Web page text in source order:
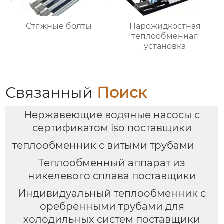
Стяжные болты
Парожидкостная
теплообменная
установка
Связанный Поиск
Нержавеющие водяные насосы с
сертификатом iso поставщики
теплообменник с витыми трубами
Теплообменный аппарат из
никелевого сплава поставщики
Индивидуальный теплообменник с
оребренными трубами для
холодильных систем поставщики